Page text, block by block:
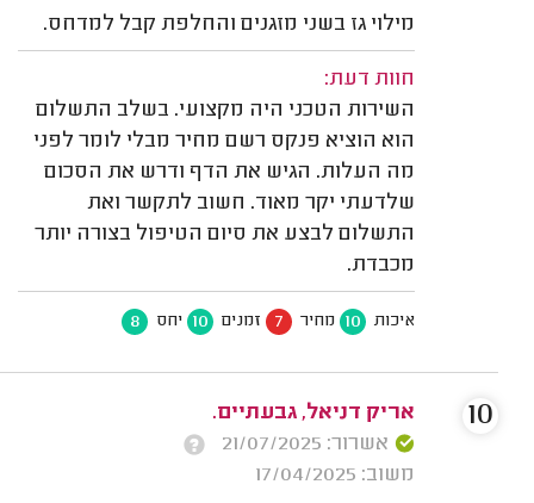
מילוי גז בשני מזגנים והחלפת קבל למדחס.
חוות דעת:
השירות הטכני היה מקצועי. בשלב התשלום
הוא הוציא פנקס רשם מחיר מבלי לומר לפני
מה העלות. הגיש את הדף ודרש את הסכום
שלדעתי יקר מאוד. חשוב לתקשר ואת
התשלום לבצע את סיום הטיפול בצורה יותר
מכבדת.
איכות 10 מחיר 7 זמנים 10 יחס 8
אריק דניאל, גבעתיים.
אשרור: 21/07/2025
משוב: 17/04/2025
10